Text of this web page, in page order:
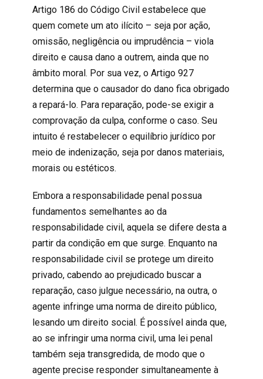
Artigo 186 do Código Civil estabelece que
quem comete um ato ilícito – seja por ação,
omissão, negligência ou imprudência – viola
direito e causa dano a outrem, ainda que no
âmbito moral. Por sua vez, o Artigo 927
determina que o causador do dano fica obrigado
a repará-lo. Para reparação, pode-se exigir a
comprovação da culpa, conforme o caso. Seu
intuito é restabelecer o equilíbrio jurídico por
meio de indenização, seja por danos materiais,
morais ou estéticos.
Embora a responsabilidade penal possua
fundamentos semelhantes ao da
responsabilidade civil, aquela se difere desta a
partir da condição em que surge. Enquanto na
responsabilidade civilse protege um direito
privado, cabendo ao prejudicado buscar a
reparação, caso julgue necessário, na outra, o
agente infringe uma norma de direito público,
lesando um direito social. É possível ainda que,
ao se infringir uma norma civil, uma lei penal
também seja transgredida, de modo que o
agente precise responder simultaneamente à